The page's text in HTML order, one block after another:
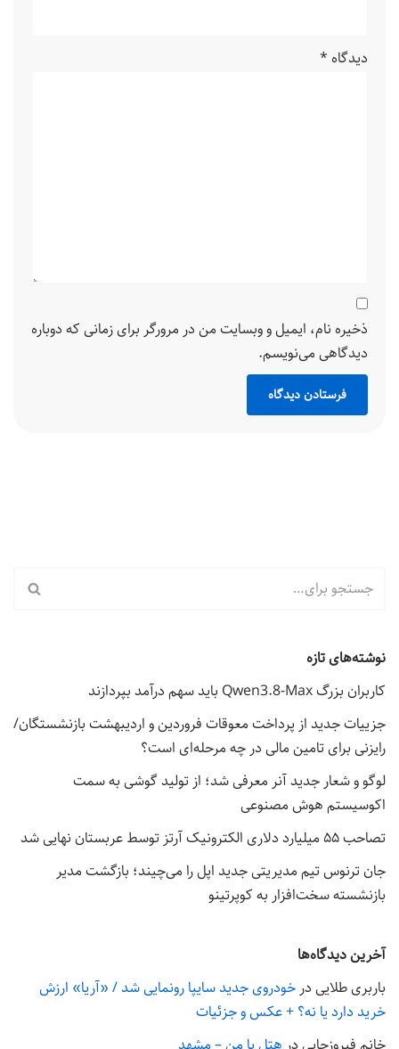
دیدگاه *
ذخیره نام، ایمیل و وبسایت من در مرورگر برای زمانی که دوباره
دیدگاهی می‌نویسم.
نوشته‌های تازه
کاربران بزرگ Qwen3.8-Max باید سهم درآمد بپردازند
جزییات جدید از پرداخت معوقات فروردین و اردیبهشت بازنشستگان/
رایزنی برای تامین مالی در چه مرحله‌ای است؟
لوگو و شعار جدید آنر معرفی شد؛ از تولید گوشی به سمت
اکوسیستم هوش مصنوعی
تصاحب ۵۵ میلیارد دلاری الکترونیک آرتز توسط عربستان نهایی شد
جان ترنوس تیم مدیریتی جدید اپل را می‌چیند؛ بازگشت مدیر
بازنشسته سخت‌افزار به کوپرتینو
آخرین دیدگاه‌ها
باربری طلایی در خودروی جدید سایپا رونمایی شد / «آریا» ارزش
خرید دارد یا نه؟ + عکس و جزئیات